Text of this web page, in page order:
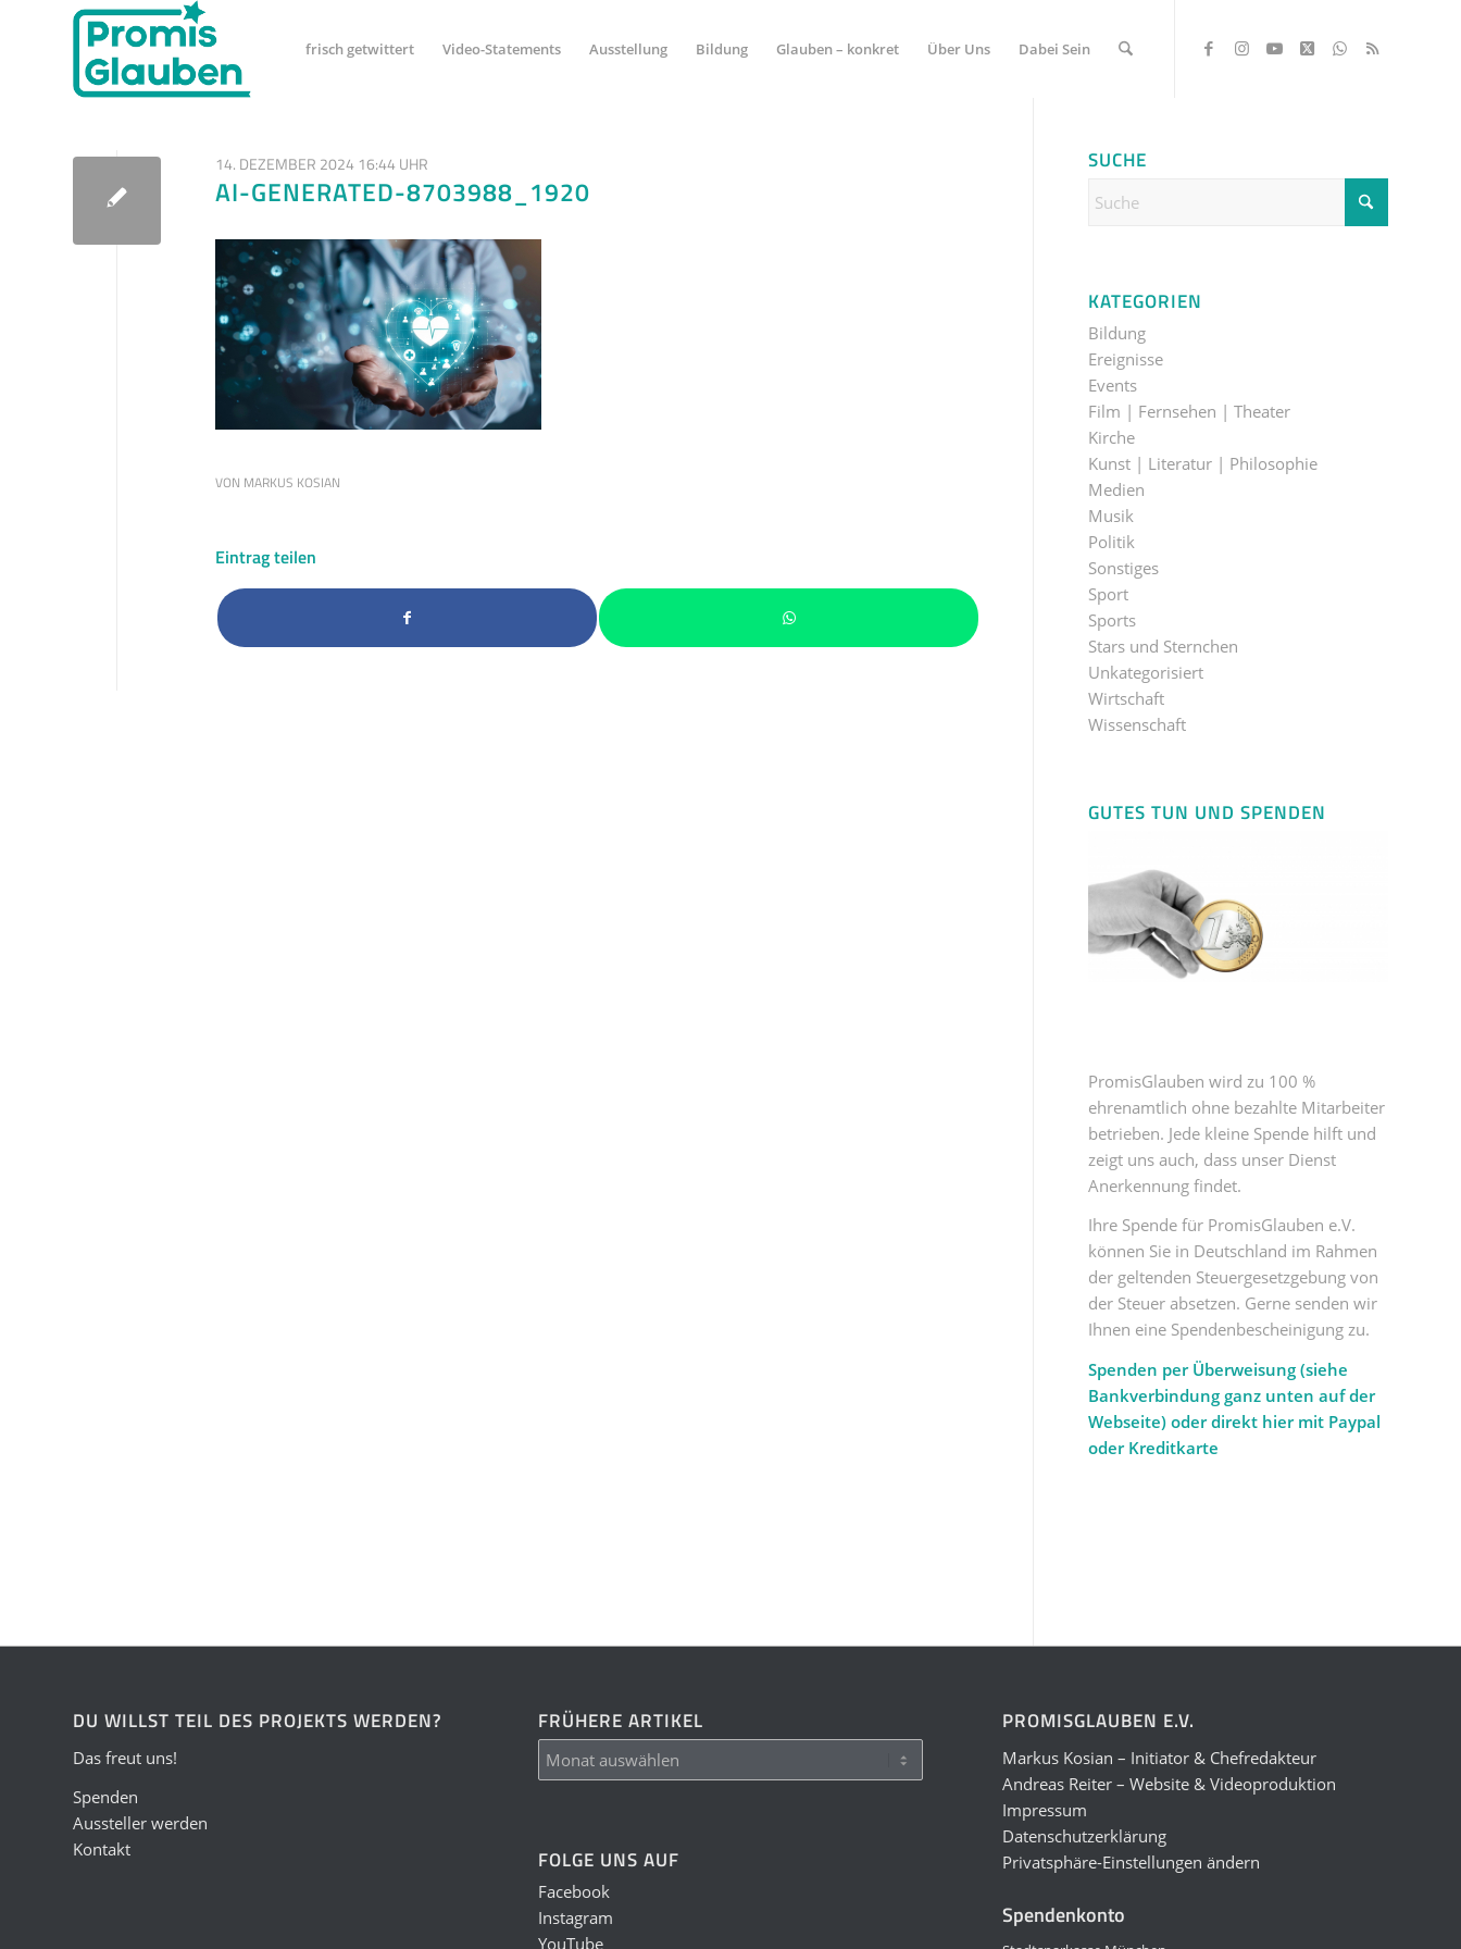
frisch getwittert Video-Statements Ausstellung Bildung Glauben – konkret Über Uns Dabei Sein
14. DEZEMBER 2024 16:44 UHR
AI-GENERATED-8703988_1920
VON MARKUS KOSIAN
Eintrag teilen
SUCHE
KATEGORIEN
Bildung
Ereignisse
Events
Film | Fernsehen | Theater
Kirche
Kunst | Literatur | Philosophie
Medien
Musik
Politik
Sonstiges
Sport
Sports
Stars und Sternchen
Unkategorisiert
Wirtschaft
Wissenschaft
GUTES TUN UND SPENDEN
PromisGlauben wird zu 100 %
ehrenamtlich ohne bezahlte Mitarbeiter
betrieben. Jede kleine Spende hilft und
zeigt uns auch, dass unser Dienst
Anerkennung findet.
Ihre Spende für PromisGlauben e.V.
können Sie in Deutschland im Rahmen
der geltenden Steuergesetzgebung von
der Steuer absetzen. Gerne senden wir
Ihnen eine Spendenbescheinigung zu.
Spenden per Überweisung (siehe
Bankverbindung ganz unten auf der
Webseite) oder direkt hier mit Paypal
oder Kreditkarte
DU WILLST TEIL DES PROJEKTS WERDEN?
Das freut uns!
Spenden
Aussteller werden
Kontakt
FRÜHERE ARTIKEL
FOLGE UNS AUF
Facebook
Instagram
YouTube
PROMISGLAUBEN E.V.
Markus Kosian – Initiator & Chefredakteur
Andreas Reiter – Website & Videoproduktion
Impressum
Datenschutzerklärung
Privatsphäre-Einstellungen ändern
Spendenkonto